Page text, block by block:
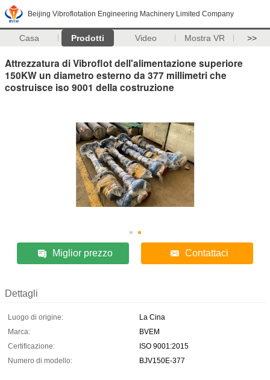
Beijing Vibroflotation Engineering Machinery Limited Company
Casa Prodotti Video Mostra VR >>
Attrezzatura di Vibroflot dell'alimentazione superiore
150KW un diametro esterno da 377 millimetri che
costruisce iso 9001 della costruzione
Miglior prezzo Contattaci
Dettagli
Luogo di origine:
La Cina
Marca:
BVEM
Certificazione:
ISO 9001:2015
Numero di modello:
BJV150E-377